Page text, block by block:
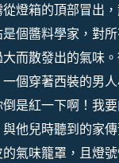
燈箱的頂部冒出
個醬料學家，對
而散發出的氣味
個穿著西裝的男
倒是紅一下啊！我
他兒時聽到的家
的氣味籠罩，且燈